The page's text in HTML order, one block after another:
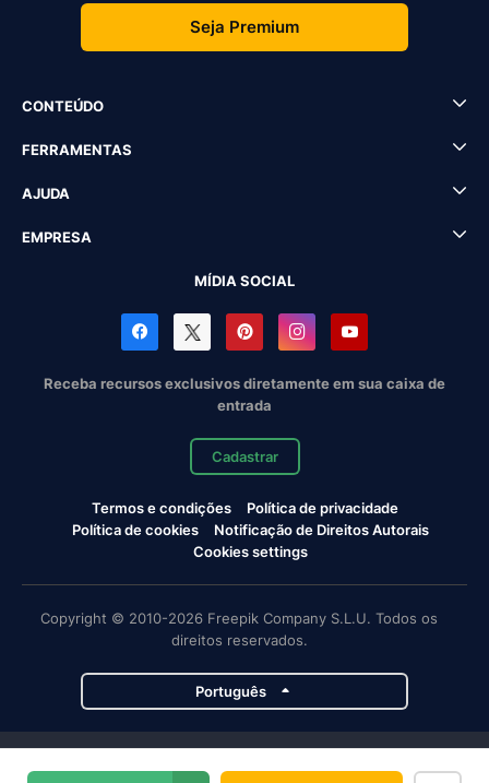
Seja Premium
CONTEÚDO
FERRAMENTAS
AJUDA
EMPRESA
MÍDIA SOCIAL
Receba recursos exclusivos diretamente em sua caixa de
entrada
Cadastrar
Termos e condições
Política de privacidade
Política de cookies
Notificação de Direitos Autorais
Cookies settings
Copyright © 2010-2026 Freepik Company S.L.U. Todos os
direitos reservados.
Português